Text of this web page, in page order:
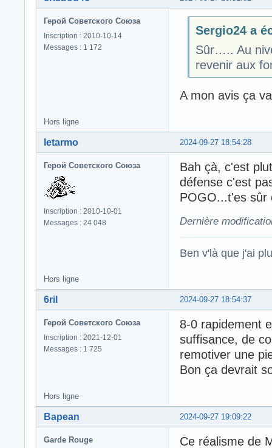
Герой Советского Союза
Inscription : 2010-10-14
Messages : 1 172
Sergio24 a
Sûr….. Au
revenir aux
A mon avis ça
Hors ligne
2024-09-27 18:54:28
letarmo
Герой Советского Союза
Inscription : 2010-10-01
Messages : 24 048
Bah çà, c'est
défense c'est
POGO...t'es
Dernière
Ben v'là que j'ai
Hors ligne
2024-09-27 18:54:37
6ril
Герой Советского Союза
Inscription : 2021-12-01
Messages : 1 725
8-0 rapidement
suffisance, de
remotiver une
Bon ça devrait
Hors ligne
2024-09-27 19:09:22
Bapean
Garde Rouge Ce réalisme de